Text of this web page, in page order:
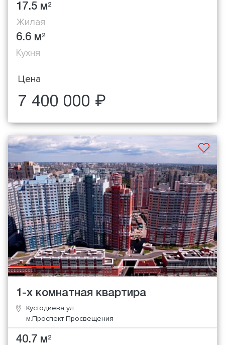
17.5 м2
Жилая
6.6 м2
Кухня
Цена
7 400 000 ₽
1-х комнатная квартира
Кустодиева ул.
м.Проспект Просвещения
40.7 м2